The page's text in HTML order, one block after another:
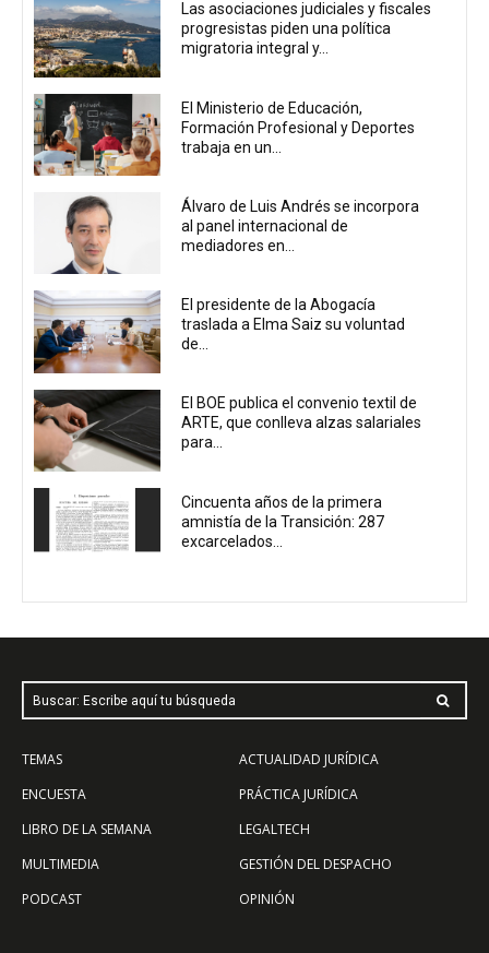
Las asociaciones judiciales y fiscales
progresistas piden una política
migratoria integral y...
El Ministerio de Educación,
Formación Profesional y Deportes
trabaja en un...
Álvaro de Luis Andrés se incorpora
al panel internacional de
mediadores en...
El presidente de la Abogacía
traslada a Elma Saiz su voluntad
de...
El BOE publica el convenio textil de
ARTE, que conlleva alzas salariales
para...
Cincuenta años de la primera
amnistía de la Transición: 287
excarcelados...
Buscar: Escribe aquí tu búsqueda
TEMAS
ENCUESTA
LIBRO DE LA SEMANA
MULTIMEDIA
PODCAST
ACTUALIDAD JURÍDICA
PRÁCTICA JURÍDICA
LEGALTECH
GESTIÓN DEL DESPACHO
OPINIÓN